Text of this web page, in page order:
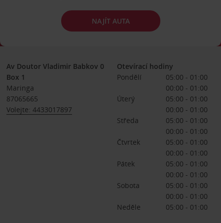
NAJÍT AUTA
Av Doutor Vladimir Babkov 0
Box 1
Maringa
87065665
Volejte: 4433017897
Otevírací hodiny
Pondělí
05:00 - 01:00
00:00 - 01:00
Úterý
05:00 - 01:00
00:00 - 01:00
Středa
05:00 - 01:00
00:00 - 01:00
Čtvrtek
05:00 - 01:00
00:00 - 01:00
Pátek
05:00 - 01:00
00:00 - 01:00
Sobota
05:00 - 01:00
00:00 - 01:00
Neděle
05:00 - 01:00